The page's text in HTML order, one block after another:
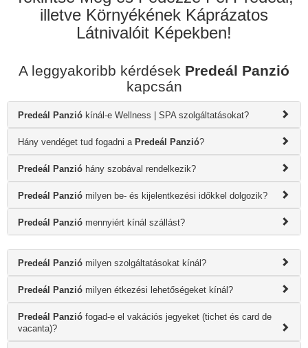
illetve Környékének Káprázatos
Látnivalóit Képekben!
A leggyakoribb kérdések Predeál Panzió
kapcsán
Predeál Panzió kínál-e Wellness | SPA szolgáltatásokat?
Hány vendéget tud fogadni a Predeál Panzió?
Predeál Panzió hány szobával rendelkezik?
Predeál Panzió milyen be- és kijelentkezési időkkel dolgozik?
Predeál Panzió mennyiért kínál szállást?
Predeál Panzió milyen szolgáltatásokat kínál?
Predeál Panzió milyen étkezési lehetőségeket kínál?
Predeál Panzió fogad-e el vakációs jegyeket (tichet és card de
vacanta)?